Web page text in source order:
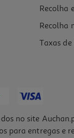
Recolha
Recolha
Taxas
no site
para entregas